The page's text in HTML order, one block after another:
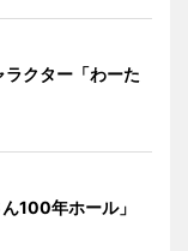
クター「わーた
ん100年ホール」